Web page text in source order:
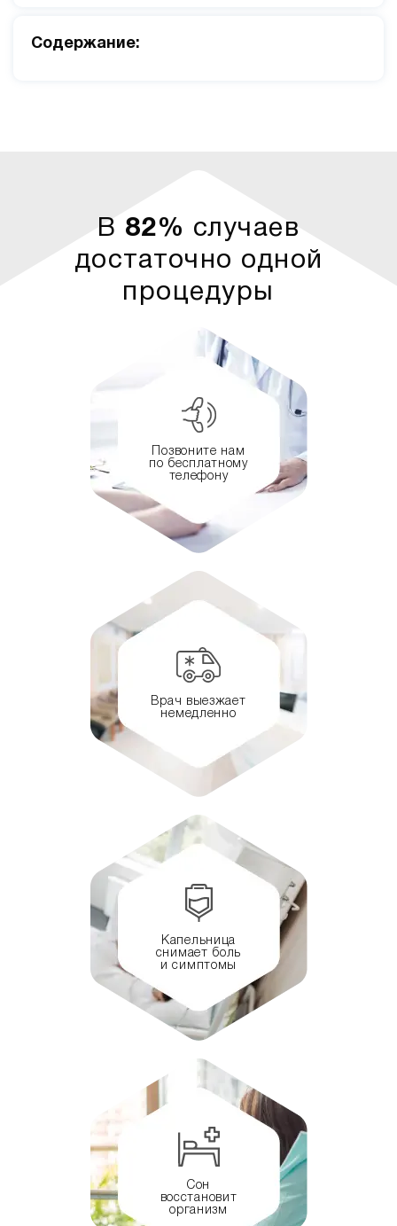
Cодержание:
В 82% случаев
достаточно одной
процедуры
Позвоните нам
по бесплатному
телефону
Врач выезжает
немедленно
Капельница
снимает боль
и симптомы
Сон
восстановит
организм